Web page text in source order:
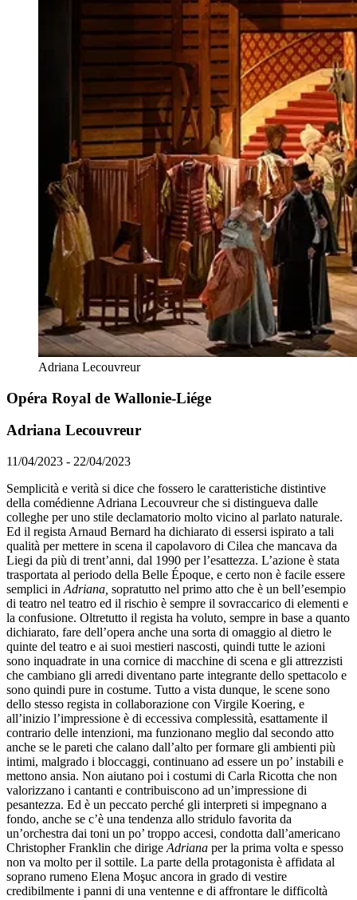
Adriana Lecouvreur
Opéra Royal de Wallonie-Liége
Adriana Lecouvreur
11/04/2023 - 22/04/2023
Semplicità e verità si dice che fossero le caratteristiche distintive
della comédienne Adriana Lecouvreur che si distingueva dalle
colleghe per uno stile declamatorio molto vicino al parlato naturale.
Ed il regista Arnaud Bernard ha dichiarato di essersi ispirato a tali
qualità per mettere in scena il capolavoro di Cilea che mancava da
Liegi da più di trent’anni, dal 1990 per l’esattezza. L’azione è stata
trasportata al periodo della Belle Époque, e certo non è facile essere
semplici in Adriana, sopratutto nel primo atto che è un bell’esempio
di teatro nel teatro ed il rischio è sempre il sovraccarico di elementi e
la confusione. Oltretutto il regista ha voluto, sempre in base a quanto
dichiarato, fare dell’opera anche una sorta di omaggio al dietro le
quinte del teatro e ai suoi mestieri nascosti, quindi tutte le azioni
sono inquadrate in una cornice di macchine di scena e gli attrezzisti
che cambiano gli arredi diventano parte integrante dello spettacolo e
sono quindi pure in costume. Tutto a vista dunque, le scene sono
dello stesso regista in collaborazione con Virgile Koering, e
all’inizio l’impressione è di eccessiva complessità, esattamente il
contrario delle intenzioni, ma funzionano meglio dal secondo atto
anche se le pareti che calano dall’alto per formare gli ambienti più
intimi, malgrado i bloccaggi, continuano ad essere un po’ instabili e
mettono ansia. Non aiutano poi i costumi di Carla Ricotta che non
valorizzano i cantanti e contribuiscono ad un’impressione di
pesantezza. Ed è un peccato perché gli interpreti si impegnano a
fondo, anche se c’è una tendenza allo stridulo favorita da
un’orchestra dai toni un po’ troppo accesi, condotta dall’americano
Christopher Franklin che dirige Adriana per la prima volta e spesso
non va molto per il sottile. La parte della protagonista è affidata al
soprano rumeno Elena Moşuc ancora in grado di vestire
credibilmente i panni di una ventenne e di affrontare le difficoltà